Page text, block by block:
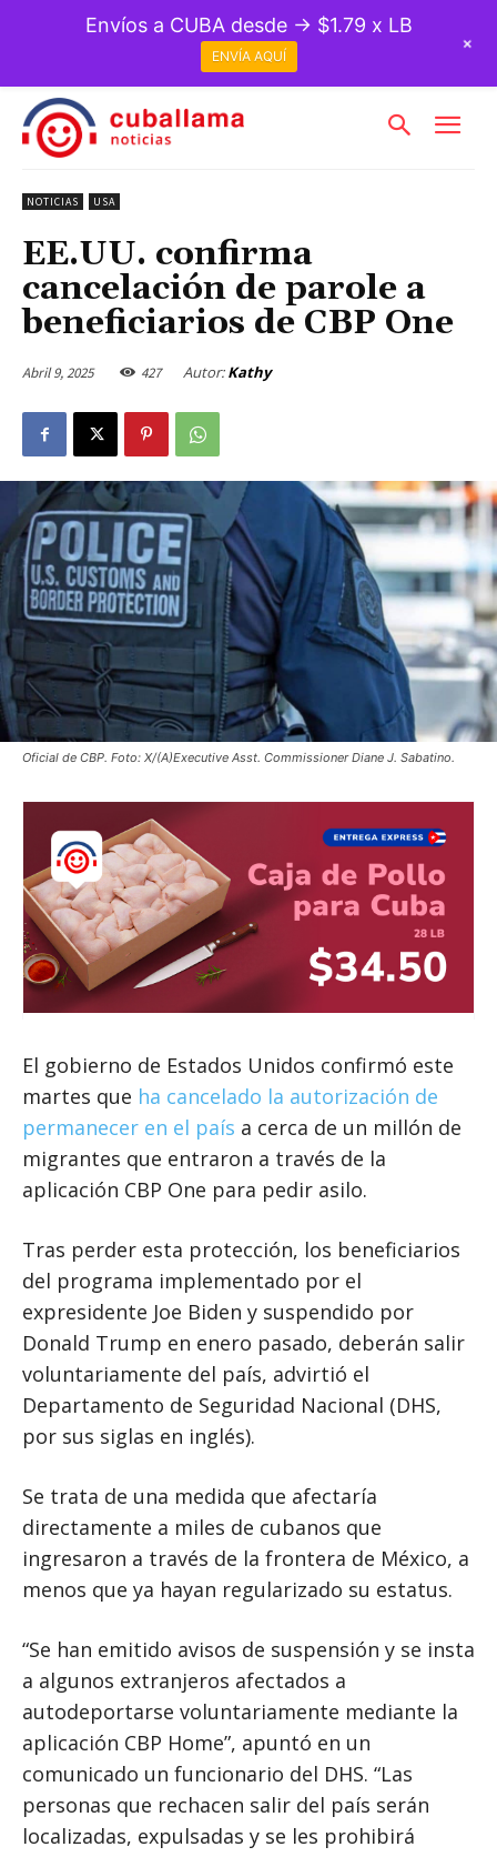
NOTICIAS USA
EE.UU. confirma
cancelación de parole a
beneficiarios de CBP One
Abril 9, 2025 427 Autor: Kathy
Oficial de CBP. Foto: X/(A)Executive Asst. Commissioner Diane J. Sabatino.
El gobierno de Estados Unidos confirmó este
martes que ha cancelado la autorización de
permanecer en el país a cerca de un millón de
migrantes que entraron a través de la
aplicación CBP One para pedir asilo.
Tras perder esta protección, los beneficiarios
del programa implementado por el
expresidente Joe Biden y suspendido por
Donald Trump en enero pasado, deberán salir
voluntariamente del país, advirtió el
Departamento de Seguridad Nacional (DHS,
por sus siglas en inglés).
Se trata de una medida que afectaría
directamente a miles de cubanos que
ingresaron a través de la frontera de México, a
menos que ya hayan regularizado su estatus.
“Se han emitido avisos de suspensión y se insta
a algunos extranjeros afectados a
autodeportarse voluntariamente mediante la
aplicación CBP Home”, apuntó en un
comunicado un funcionario del DHS. “Las
personas que rechacen salir del país serán
localizadas, expulsadas y se les prohibirá
Envíos a CUBA desde → $1.79 x LB
ENVÍA AQUÍ
+